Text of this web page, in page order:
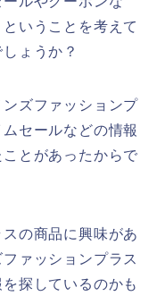
いうことを考えて
ょうか？
ズファッションプ
セールなどの情報
とがあったからで
の商品に興味があ
ァッションプラス
探しているのかも